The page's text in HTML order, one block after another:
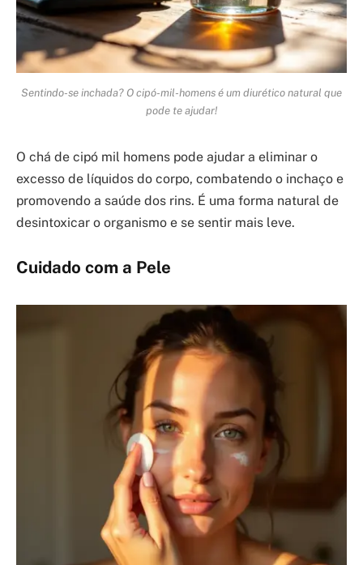
Sentindo-se inchada? O cipó-mil-homens é um diurético natural que
pode te ajudar!
O chá de cipó mil homens pode ajudar a eliminar o
excesso de líquidos do corpo, combatendo o inchaço e
promovendo a saúde dos rins. É uma forma natural de
desintoxicar o organismo e se sentir mais leve.
Cuidado com a Pele